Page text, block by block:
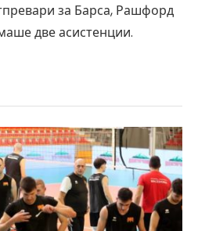
за Барса, Рашфорд
две асистенции.